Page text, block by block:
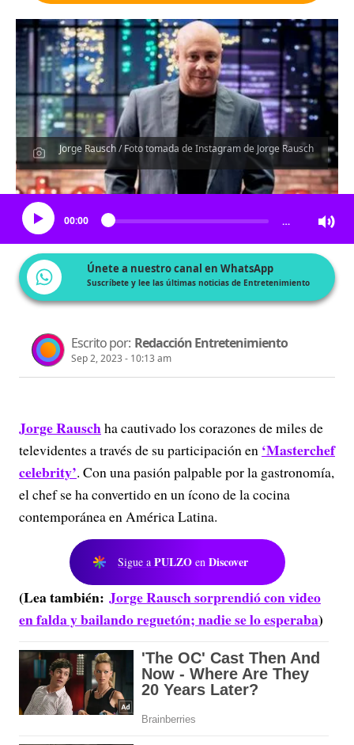
Jorge Rausch / Foto tomada de Instagram de Jorge Rausch
Escucha el artículo
00:00 …
Únete a nuestro canal en WhatsApp
Suscríbete y lee las últimas noticias de Entretenimiento
Escrito por: Redacción Entretenimiento
Sep 2, 2023 - 10:13 am
Jorge Rauschha cautivado los corazones de miles de
televidentes a través de su participación en ‘Masterchef
celebrity’. Con una pasión palpable por la gastronomía,
el chef se ha convertido en un ícono de la cocina
contemporánea en América Latina.
Sigue a PULZO en Discover
(Lea también: Jorge Rausch sorprendió con video
en falda y bailando reguetón; nadie se lo esperaba)